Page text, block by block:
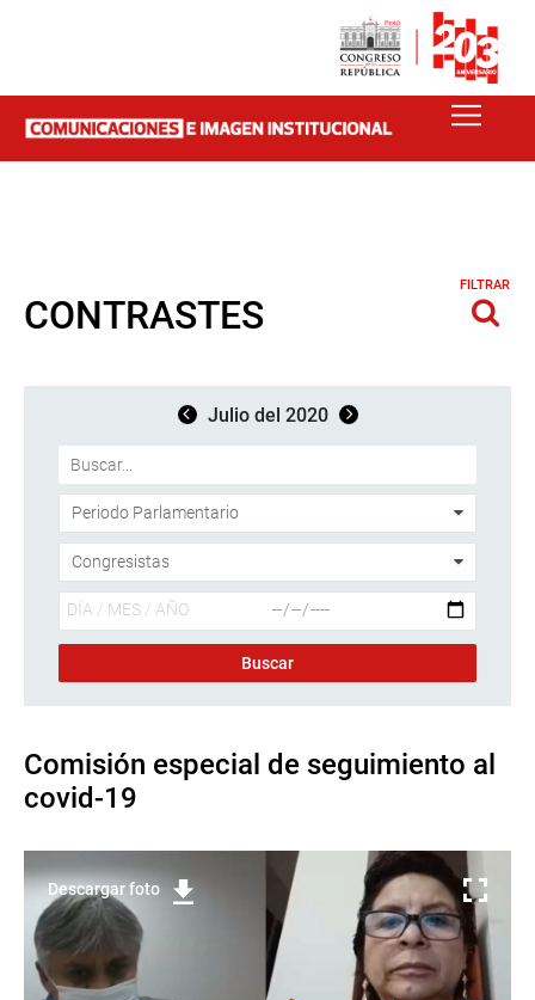
CONTRASTES
FILTRAR
Julio del 2020
Comisión especial de seguimiento al
covid-19
Descargar foto